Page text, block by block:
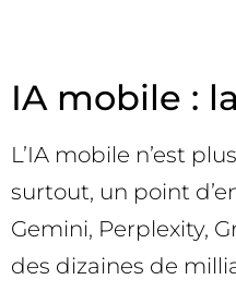
IA mobile :
L’IA mobile n’est
surtout, un point
Gemini, Perplexity,
des dizaines de